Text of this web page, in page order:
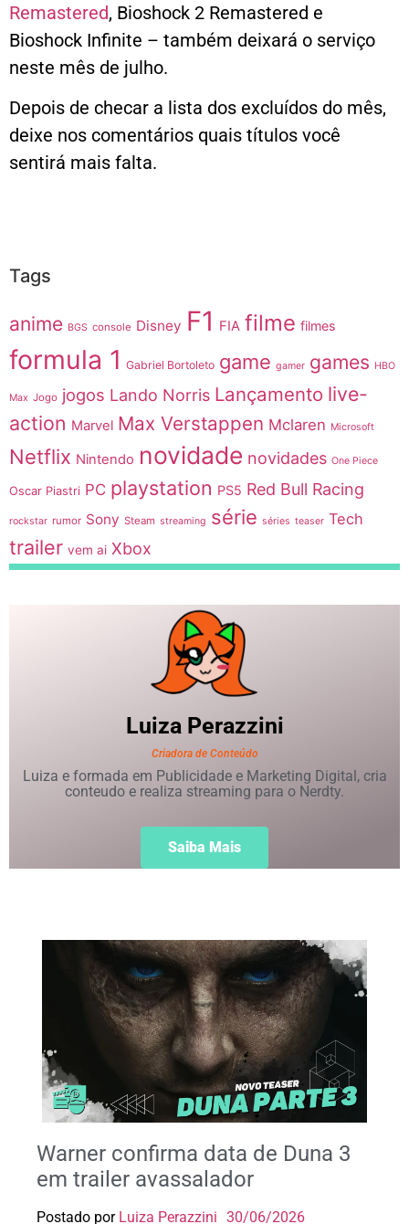
Remastered, Bioshock 2 Remastered e
Bioshock Infinite – também deixará o serviço
neste mês de julho.
Depois de checar a lista dos excluídos do mês,
deixe nos comentários quais títulos você
sentirá mais falta.
Tags
anime BGS console Disney F1 FIA filme filmes
formula 1 Gabriel Bortoleto game gamer games HBO
Max Jogo jogos Lando Norris Lançamento live-
action Marvel Max Verstappen Mclaren Microsoft
Netflix Nintendo novidade novidades One Piece
Oscar Piastri PC playstation PS5 Red Bull Racing
rockstar rumor Sony Steam streaming série séries teaser Tech
trailer vem ai Xbox
LuizaPerazzini
Criadora de Conteúdo
Luiza e formada em Publicidade e Marketing Digital, cria
conteudo e realiza streaming para o Nerdty.
Saiba Mais
Warner confirma data de Duna 3
em trailer avassalador
Postado por Luiza Perazzini 30/06/2026